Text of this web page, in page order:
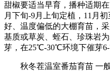
甜椒要适当早育，播种适期
月下旬-9月上旬定植，11月
好、温度偏低的大棚育苗，
基质或草炭、蛭石、珍珠岩
芽，在25℃-30℃环境下催芽6-
秋冬茬温室番茄育苗 一般